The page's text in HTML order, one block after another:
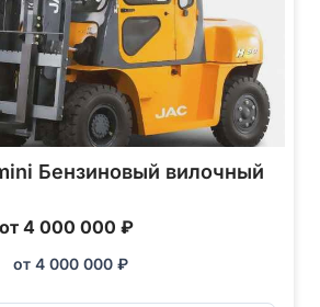
Бензиновый вилочный
от 4 000 000 ₽
от 4 000 000 ₽